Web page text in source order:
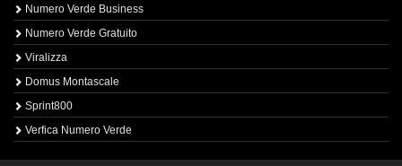
Numero Verde Business
Numero Verde Gratuito
Viralizza
Domus Montascale
Sprint800
Verfica Numero Verde